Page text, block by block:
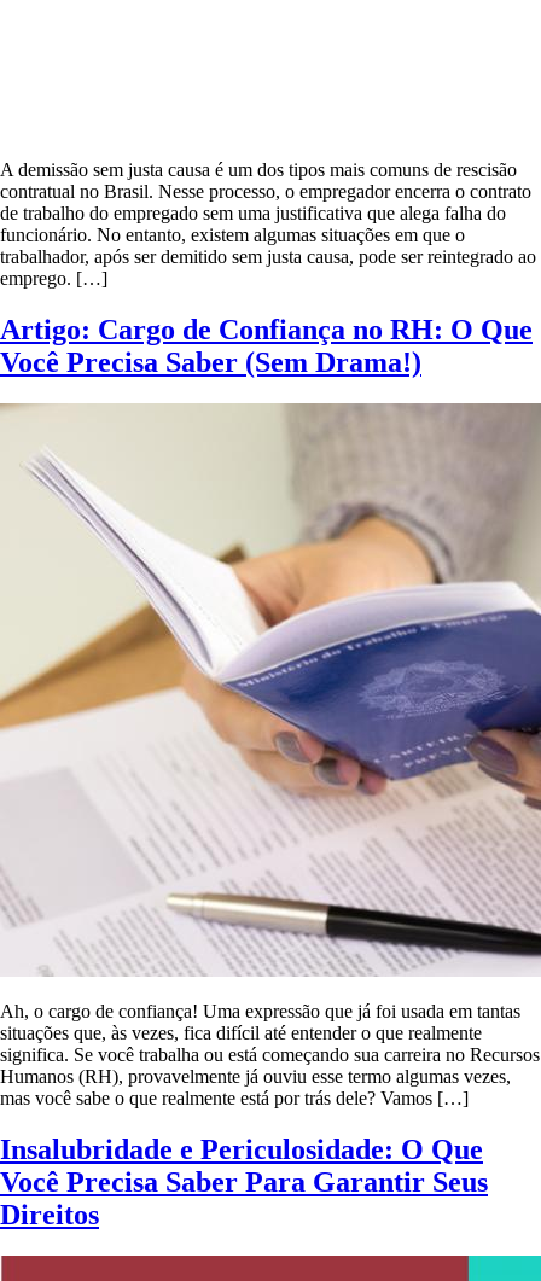
A demissão sem justa causa é um dos tipos mais comuns de rescisão
contratual no Brasil. Nesse processo, o empregador encerra o contrato
de trabalho do empregado sem uma justificativa que alega falha do
funcionário. No entanto, existem algumas situações em que o
trabalhador, após ser demitido sem justa causa, pode ser reintegrado ao
emprego. […]
Artigo: Cargo de Confiança no RH: O Que
Você Precisa Saber (Sem Drama!)
Ah, o cargo de confiança! Uma expressão que já foi usada em tantas
situações que, às vezes, fica difícil até entender o que realmente
significa. Se você trabalha ou está começando sua carreira no Recursos
Humanos (RH), provavelmente já ouviu esse termo algumas vezes,
mas você sabe o que realmente está por trás dele? Vamos […]
Insalubridade e Periculosidade: O Que
Você Precisa Saber Para Garantir Seus
Direitos